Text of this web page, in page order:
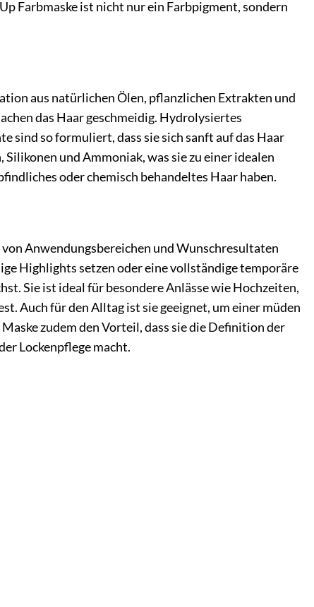
Farbmaske ist nicht nur ein Farbpigment, sondern
aus natürlichen Ölen, pflanzlichen Extrakten und
das Haar geschmeidig. Hydrolysiertes
so formuliert, dass sie sich sanft auf das Haar
und Ammoniak, was sie zu einer idealen
oder chemisch behandeltes Haar haben.
Anwendungsbereichen und Wunschresultaten
Highlights setzen oder eine vollständige temporäre
Sie ist ideal für besondere Anlässe wie Hochzeiten,
Auch für den Alltag ist sie geeignet, um einer müden
zudem den Vorteil, dass sie die Definition der
Lockenpflege macht.